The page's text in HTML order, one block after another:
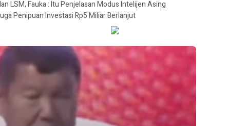
LSM, Fauka : Itu Penjelasan Modus Intelijen Asing
Penipuan Investasi Rp5 Miliar Berlanjut